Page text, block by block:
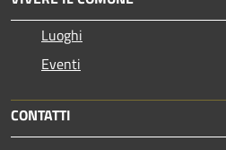
Luoghi
Eventi
CONTATTI